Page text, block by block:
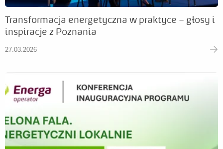
Transformacja energetyczna w praktyce – głosy i
inspiracje z Poznania
27.03.2026